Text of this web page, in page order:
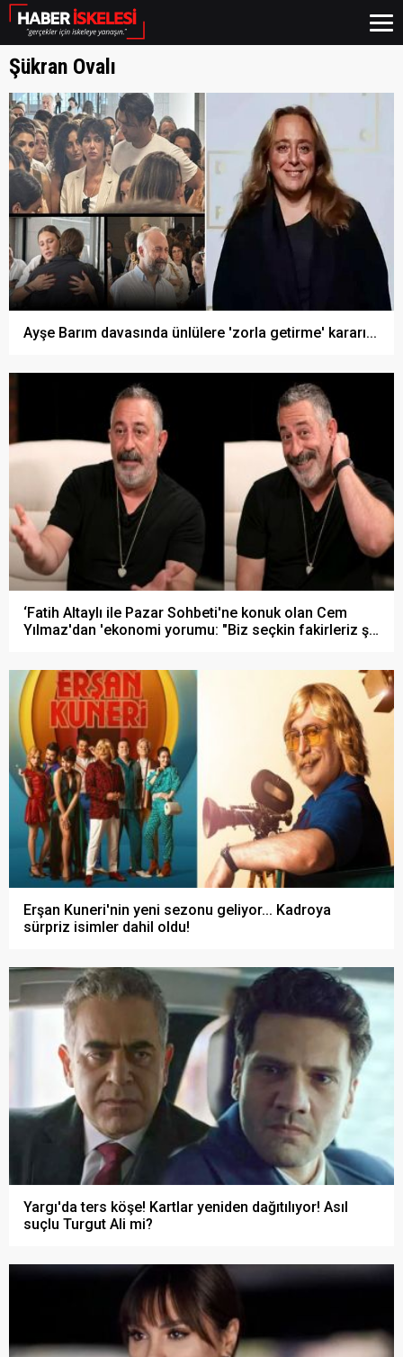
Şükran Ovalı
Ayşe Barım davasında ünlülere 'zorla getirme' kararı...
‘Fatih Altaylı ile Pazar Sohbeti'ne konuk olan Cem
Yılmaz'dan 'ekonomi yorumu: "Biz seçkin fakirleriz şu
Erşan Kuneri'nin yeni sezonu geliyor... Kadroya
sürpriz isimler dahil oldu!
Yargı'da ters köşe! Kartlar yeniden dağıtılıyor! Asıl
suçlu Turgut Ali mi?